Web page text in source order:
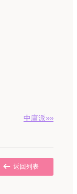
中庸派»»
返回列表